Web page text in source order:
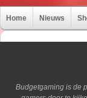
Home Nieuws
Budgetgaming is de